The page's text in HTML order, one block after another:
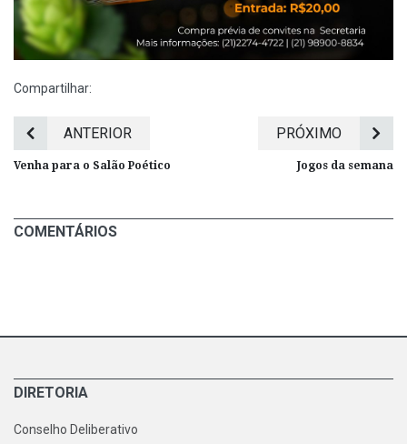
Compartilhar:
ANTERIOR
Venha para o Salão Poético
PRÓXIMO
Jogos da semana
COMENTÁRIOS
DIRETORIA
Conselho Deliberativo